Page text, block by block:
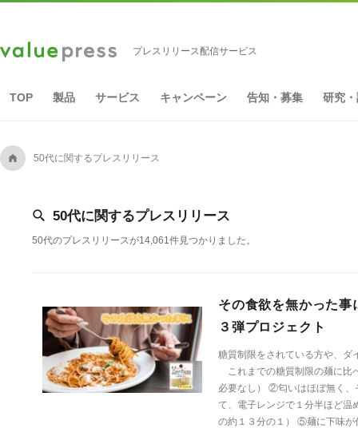
プレスリリース配信サービス
TOP 製品 サービス キャンペーン 告知・募集 研究
A 50代に関するプレスリリース
[ 50代に関するプレスリリース
50代のプレスリリースが14,061件見つかりました。
その食欲を無かった
３弾プロジェクト
糖質制限をされている方や、ダ
これまでの糖質制限の麺に比
必要なし） ②匂いはほぼ無く
て、電子レンジで１分半ほど
の約１３分の１） ⑤麺に下味が